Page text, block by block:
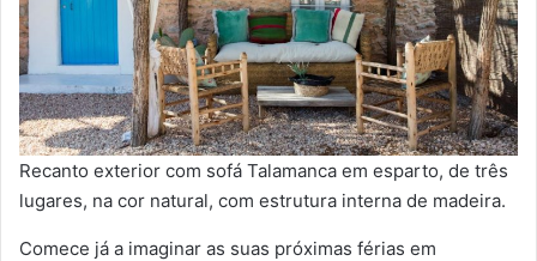
Recanto exterior com sofá Talamanca em esparto, de três
lugares, na cor natural, com estrutura interna de madeira.
Comece já a imaginar as suas próximas férias em